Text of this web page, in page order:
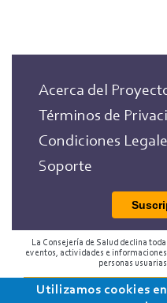
Acerca del
Términos de
Condiciones
Soporte
La Consejería de Salud declina
eventos, actividades e
personas
2018 Programa de
Utilizamos cookies